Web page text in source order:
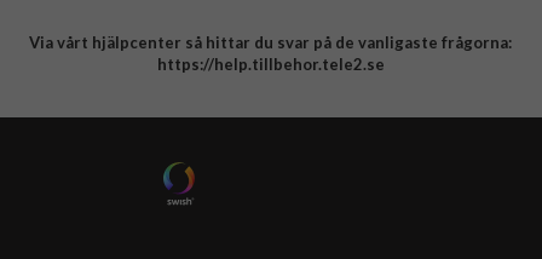
Integritetspolicy
Via vårt hjälpcenter så hittar du svar på de vanligaste frågorna:
https://help.tillbehor.tele2.se